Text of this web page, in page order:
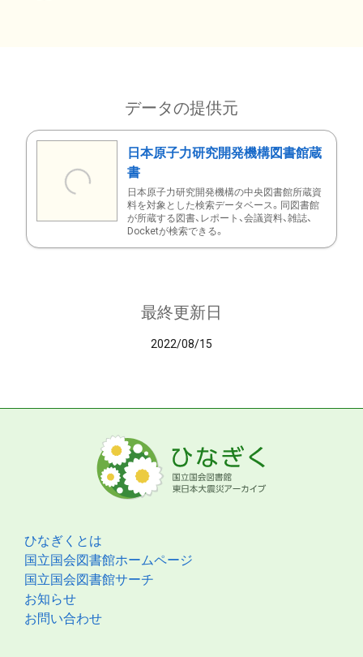
データの提供元
日本原子力研究開発機構図書館蔵
書
日本原子力研究開発機構の中央図書館所蔵資
料を対象とした検索データベース。同図書館
が所蔵する図書、レポート、会議資料、雑誌、
Docketが検索できる。
最終更新日
2022/08/15
ひなぎくとは
国立国会図書館ホームページ
国立国会図書館サーチ
お知らせ
お問い合わせ